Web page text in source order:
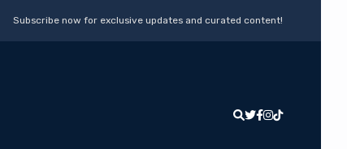
Subscribe now for exclusive updates and curated content!